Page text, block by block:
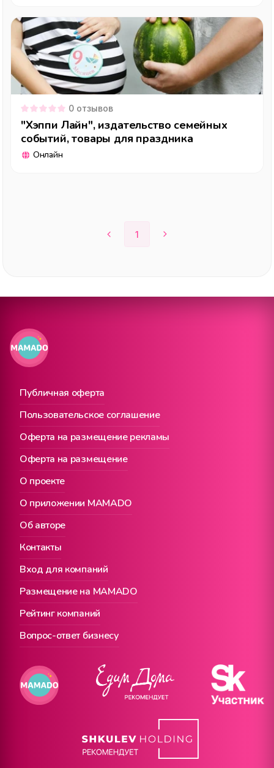
0 отзывов
"Хэппи Лайн", издательство семейных
событий, товары для праздника
Онлайн
1
Публичная оферта
О проекте
Вход для компаний
Пользовательское соглашение
О приложении MAMADO
Размещение на MAMADO
Оферта на размещение рекламы
Об авторе
Рейтинг компаний
Оферта на размещение
Контакты
Вопрос-ответ бизнесу